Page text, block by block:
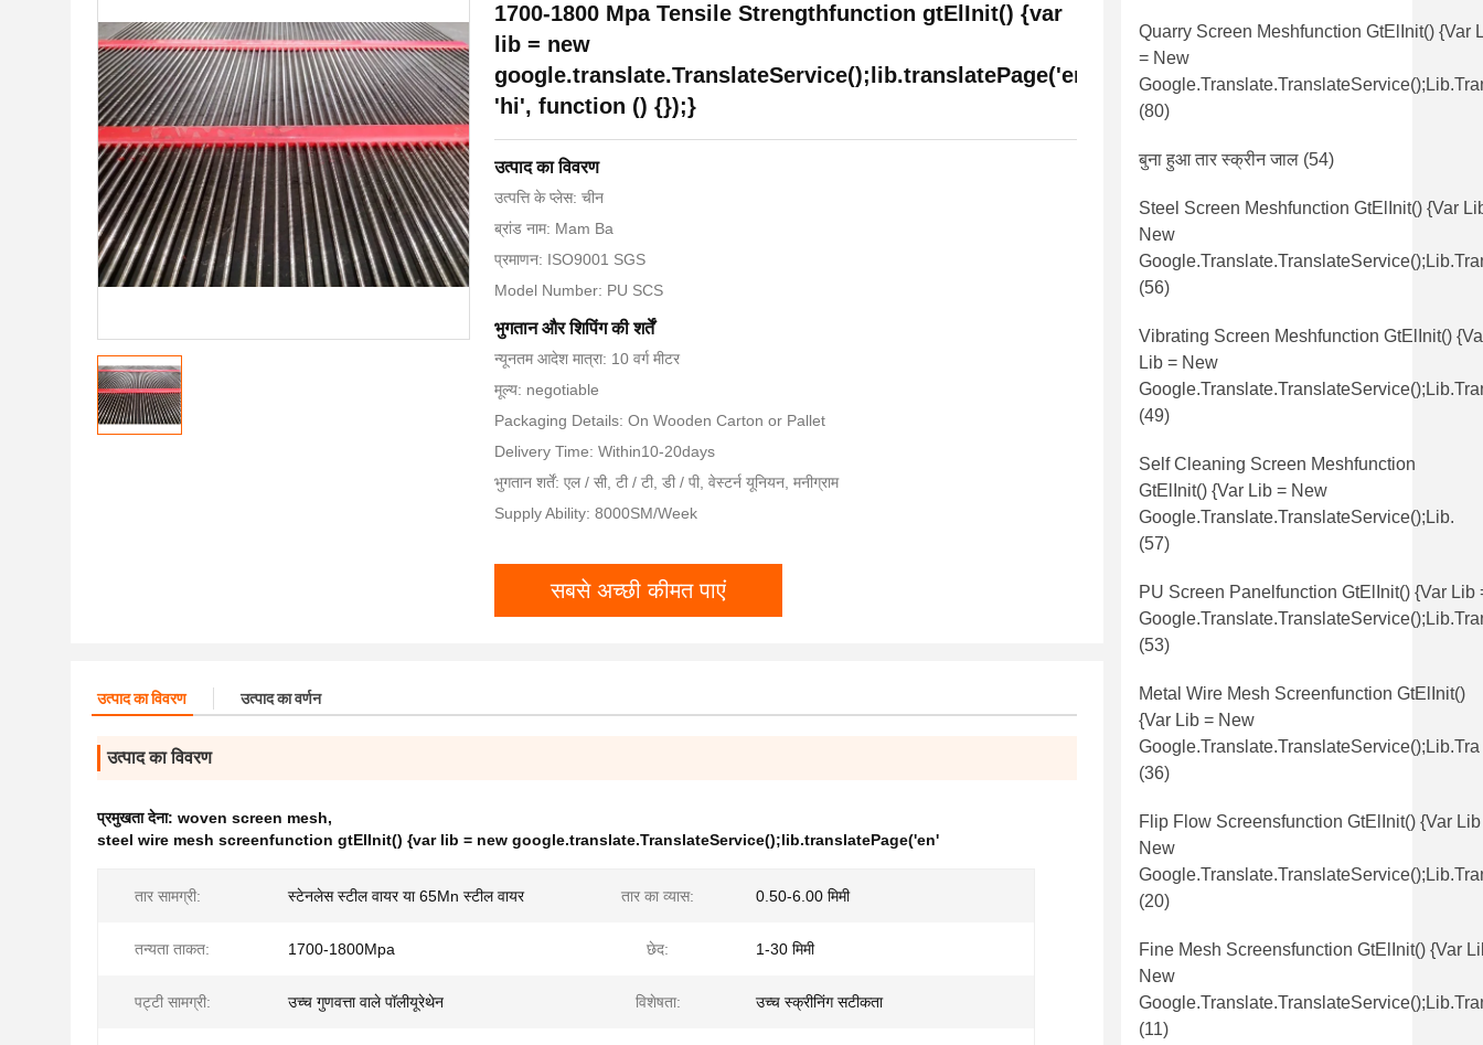
1700-1800 Mpa Tensile Strengthfunction gtElInit() {var
lib = new
google.translate.TranslateService();lib.translatePage('en',
'hi', function () {});}
उत्पाद का विवरण
उत्पत्ति के प्लेस: चीन
ब्रांड नाम: Mam Ba
प्रमाणन: ISO9001 SGS
Model Number: PU SCS
भुगतान और शिपिंग की शर्तें
न्यूनतम आदेश मात्रा: 10 वर्ग मीटर
मूल्य: negotiable
Packaging Details: On Wooden Carton or Pallet
Delivery Time: Within10-20days
भुगतान शर्तें: एल / सी, टी / टी, डी / पी, वेस्टर्न यूनियन, मनीग्राम
Supply Ability: 8000SM/Week
सबसे अच्छी कीमत पाएं
उत्पाद का विवरण उत्पाद का वर्णन
उत्पाद का विवरण
प्रमुखता देना: woven screen mesh,
steel wire mesh screenfunction gtElInit() {var lib = new google.translate.TranslateService();lib.translatePage('en'
तार सामग्री: स्टेनलेस स्टील वायर या 65Mn स्टील वायर तार का व्यास: 0.50-6.00 मिमी
तन्यता ताकत: 1700-1800Mpa छेद: 1-30 मिमी
पट्टी सामग्री: उच्च गुणवत्ता वाले पॉलीयूरेथेन विशेषता: उच्च स्क्रीनिंग सटीकता
Quarry Screen Meshfunction GtElInit() {var
= New
(80)
बुना हुआ तार स्क्रीन जाल (54)
Steel Screen Meshfunction GtElInit() {var
New
(56)
Vibrating Screen Meshfunction GtElInit()
Lib = New
(49)
Self Cleaning Screen Meshfunction
GtElInit() {var Lib = New
Google.translate.TranslateService();lib.
(57)
PU Screen Panelfunction GtElInit() {var Lib
(53)
Metal Wire Mesh Screenfunction GtElInit()
{var Lib = New
Google.translate.TranslateService();lib.tra
(36)
Flip Flow Screensfunction GtElInit() {var
New
(20)
Fine Mesh Screensfunction GtElInit() {var
New
(11)